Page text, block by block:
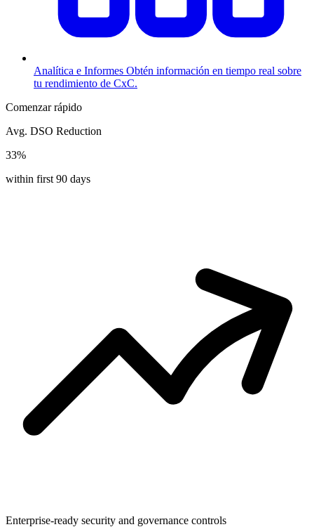
Analítica e Informes Obtén información en tiempo real sobre
tu rendimiento de CxC.
Comenzar rápido
Avg. DSO Reduction
33%
within first 90 days
Enterprise-ready security and governance controls